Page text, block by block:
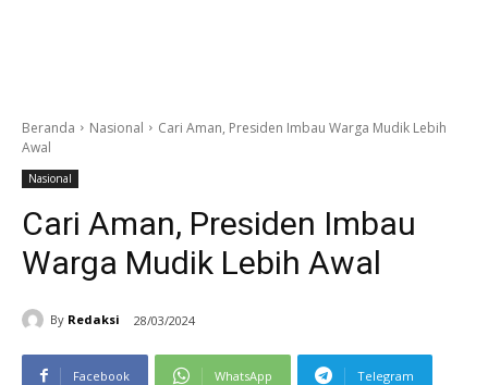
Beranda Nasional
Cari Aman, Presiden Imbau Warga Mudik Lebih
Awal
Nasional
Cari Aman, Presiden Imbau
Warga Mudik Lebih Awal
By Redaksi 28/03/2024
Facebook WhatsApp Telegram